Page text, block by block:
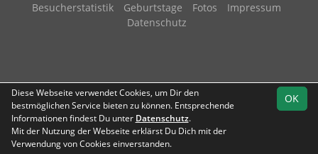
Besucherstatistik Geburtstage Fotos
Impressum
Datenschutz
OK
Diese Webseite verwendet Cookies, um Dir den
bestmöglichen Service bieten zu können. Entsprechende
Informationen findest Du unter Datenschutz.
Mit der Nutzung der Webseite erklärst Du Dich mit der
Verwendung von Cookies einverstanden.